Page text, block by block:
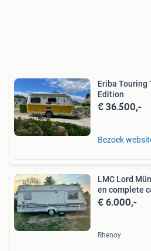
Eriba Touring
Edition
€ 36.500,-
Bezoek
LMC Lord
en complete
€ 6.000,-
Rhenoy